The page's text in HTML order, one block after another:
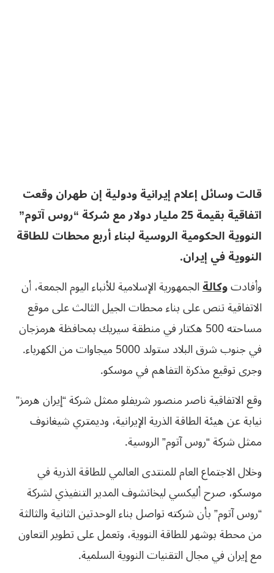
قالت وسائل إعلام إيرانية ودولية إن طهران وقعت
اتفاقية بقيمة 25 مليار دولار مع شركة “روس آتوم”
النووية الحكومية الروسية لبناء أربع محطات للطاقة
النووية في إيران.
وأفادتوكالةالجمهورية الإسلامية للأنباء اليوم الجمعة، أن
الاتفاقية تنص على بناء محطات الجيل الثالث على موقع
مساحته 500 هكتار في منطقة سيريك بمحافظة هرمزجان
في جنوب شرق البلاد ستولد 5000 ميجاوات من الكهرباء.
وجرى توقيع مذكرة التفاهم في موسكو.
وقع الاتفاقية ناصر منصور شريفلو ممثل شركة “إيران هرمز”
نيابة عن هيئة الطاقة الذرية الإيرانية، وديمتري شيغانوف
ممثل شركة “روس آتوم” الروسية.
وخلال الاجتماع العام للمنتدى العالمي للطاقة الذرية في
موسكو، صرح أليكسي ليخاتشوف المدير التنفيذي لشركة
“روس آتوم” بأن شركته تواصل بناء الوحدتين الثانية والثالثة
من محطة بوشهر للطاقة النووية، وتعمل على تطوير التعاون
مع إيران في مجال التقنيات النووية السلمية.